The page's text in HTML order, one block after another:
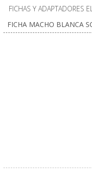
FICHAS Y ADAPTADORES
FICHA MACHO BLANCA